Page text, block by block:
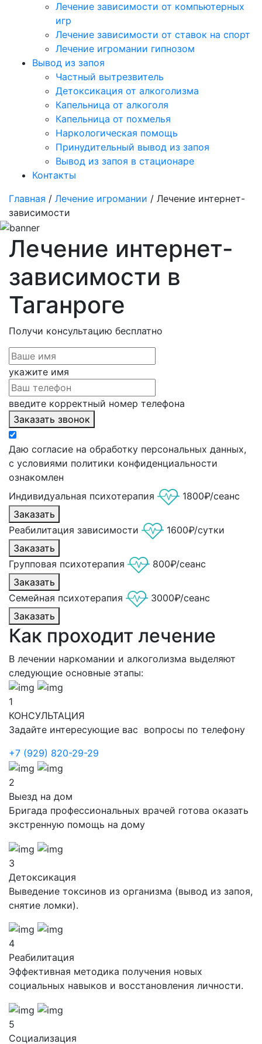
Лечение зависимости от компьютерных
игр
Лечение зависимости от ставок на спорт
Лечение игромании гипнозом
Вывод из запоя
Частный вытрезвитель
Детоксикация от алкоголизма
Капельница от алкоголя
Капельница от похмелья
Наркологическая помощь
Принудительный вывод из запоя
Вывод из запоя в стационаре
Контакты
Главная / Лечение игромании / Лечение интернет-
зависимости
Лечение интернет-
зависимости в
Таганроге
Получи консультацию бесплатно
укажите имя
введите корректный номер телефона
Заказать звонок
Даю согласие на обработку персональных данных,
с условиями политики конфиденциальности
ознакомлен
Индивидуальная психотерапия
1800₽/сеанс
Заказать
Реабилитация зависимости
1600₽/сутки
Заказать
Групповая психотерапия
800₽/сеанс
Заказать
Семейная психотерапия
3000₽/сеанс
Заказать
Как проходит лечение
В лечении наркомании и алкоголизма выделяют
следующие основные этапы:
1
КОНСУЛЬТАЦИЯ
Задайте интересующие вас вопросы по телефону
+7 (929) 820-29-29
2
Выезд на дом
Бригада профессиональных врачей готова оказать
экстренную помощь на дому
3
Детоксикация
Выведение токсинов из организма (вывод из запоя,
снятие ломки).
4
Реабилитация
Эффективная методика получения новых
социальных навыков и восстановления личности.
5
Социализация